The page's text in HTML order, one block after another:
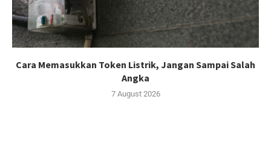
Cara Memasukkan Token Listrik, Jangan Sampai Salah
Angka
7 August 2026